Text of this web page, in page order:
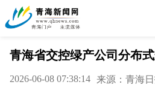
青海省交控绿产公司分布
2026-06-08 07:38:14 来源：青海